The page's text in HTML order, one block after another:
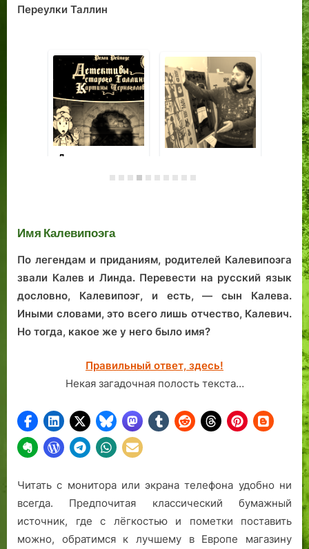
Переулки Таллин
«Детективы
Бальтазар
Маконнен: мне
Имя Калевипоэга
По легендам и приданиям, родителей Калевипоэга
звали Калев и Линда. Перевести на русский язык
дословно, Калевипоэг, и есть, — сын Калева.
Иными словами, это всего лишь отчество, Калевич.
Но тогда, какое же у него было имя?
Правильный ответ, здесь!
Некая загадочная полость текста…
Читать с монитора или экрана телефона удобно ни
всегда. Предпочитая классический бумажный
источник, где с лёгкостью и пометки поставить
можно, обратимся к лучшему в Европе магазину